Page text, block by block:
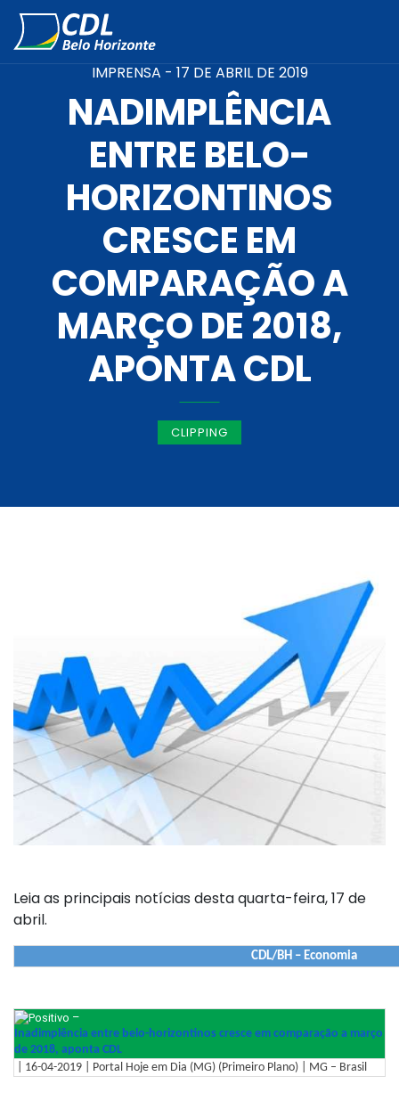
IMPRENSA - 17 DE ABRIL DE 2019
NADIMPLÊNCIA
ENTRE BELO-
HORIZONTINOS
CRESCE EM
COMPARAÇÃO A
MARÇO DE 2018,
APONTA CDL
CLIPPING
Leia as principais notícias desta quarta-feira, 17 de
abril.
CDL/BH – Economia
–
Inadimplência entre belo-horizontinos cresce em comparação a março
de 2018, aponta CDL
| 16-04-2019 | Portal Hoje em Dia (MG) (Primeiro Plano) | MG – Brasil